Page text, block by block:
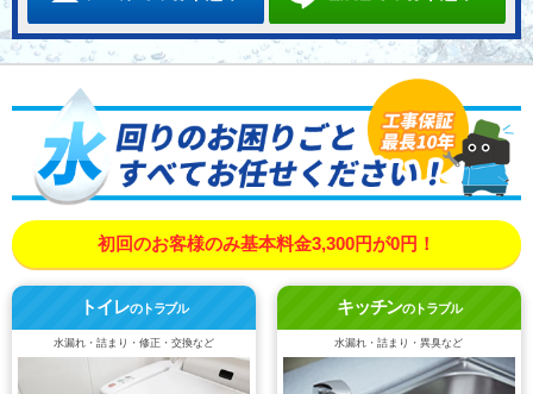
初回のお客様のみ基本料金3,300円が0円！
トイレのトラブル
水漏れ・詰まり・修正・交換など
キッチンのトラブル
水漏れ・詰まり・異臭など